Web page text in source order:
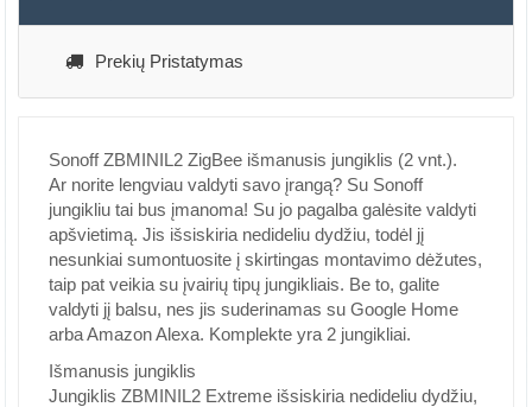
Prekių Pristatymas
Sonoff ZBMINIL2 ZigBee išmanusis jungiklis (2 vnt.).
Ar norite lengviau valdyti savo įrangą? Su Sonoff
jungikliu tai bus įmanoma! Su jo pagalba galėsite valdyti
apšvietimą. Jis išsiskiria nedideliu dydžiu, todėl jį
nesunkiai sumontuosite į skirtingas montavimo dėžutes,
taip pat veikia su įvairių tipų jungikliais. Be to, galite
valdyti jį balsu, nes jis suderinamas su Google Home
arba Amazon Alexa. Komplekte yra 2 jungikliai.
Išmanusis jungiklis
Jungiklis ZBMINIL2 Extreme išsiskiria nedideliu dydžiu,